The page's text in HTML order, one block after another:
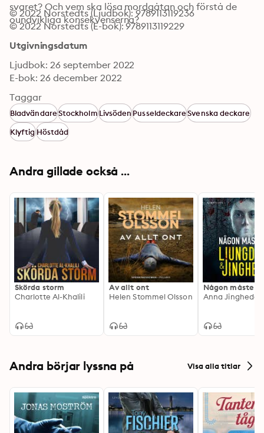
svaret? Och vem ska lösa mordgåtan och förstå de
oundvikliga konsekvenserna?
© 2022 Norstedts (Ljudbok): 9789113119236
© 2022 Norstedts (E-bok): 9789113119229
Utgivningsdatum
Ljudbok: 26 september 2022
E-bok: 26 december 2022
Taggar
BladvändareStockholmLivsödenPusseldeckareSvenska deckare
KlyftigHöstdåd
Andra gillade också ...
Skörda storm
Charlotte Al-Khalili
Av allt ont
Helen Stommel Olsson
Någon måste
Andra börjar lyssna på Visa alla titlar